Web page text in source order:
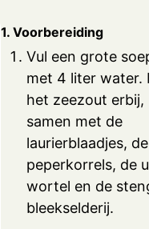
1. Voorbereiding
Vul een grote
met 4 liter water.
het zeezout erbij,
samen met de
laurierblaadjes, de
peperkorrels, de ui,
wortel en de
bleekselderij.